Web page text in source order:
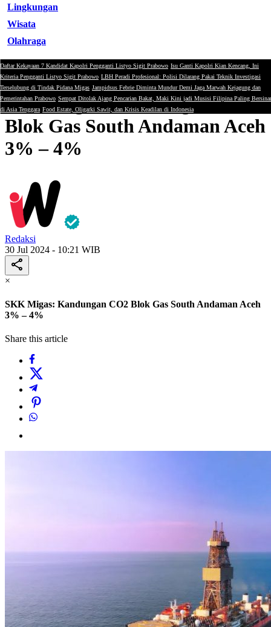
Lingkungan
Wisata
Olahraga
Daftar Kekayaan 7 Kandidat Kapolri Pengganti Listyo Sigit Prabowo Isu Ganti Kapolri Kian Kencang, Ini
Kriteria Pengganti Listyo Sigit Prabowo LBH Peradi Profesional: Polisi Dilarang Pakai Teknik Investigasi
Terselubung di Tindak Pidana Migas Jampidsus Febrie Diminta Mundur Demi Jaga Marwah Kejagung dan
Pemerintahan Prabowo Sempat Ditolak Ajang Pencarian Bakat, Maki Kini jadi Musisi Filipina Paling Bersinar
di Asia Tenggara Food Estate, Oligarki Sawit, dan Krisis Keadilan di Indonesia
Energi
SKK Migas: Kandungan CO2
Blok Gas South Andaman Aceh
3% – 4%
Redaksi
30 Jul 2024 - 10:21 WIB
×
SKK Migas: Kandungan CO2 Blok Gas South Andaman Aceh
3% – 4%
Share this article